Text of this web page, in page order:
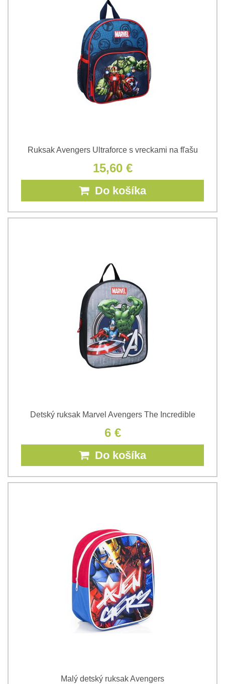
Ruksak Avengers Ultraforce s vreckami na fľašu
15,60 €
Do košíka
Detský ruksak Marvel Avengers The Incredible
6 €
Do košíka
Malý detský ruksak Avengers